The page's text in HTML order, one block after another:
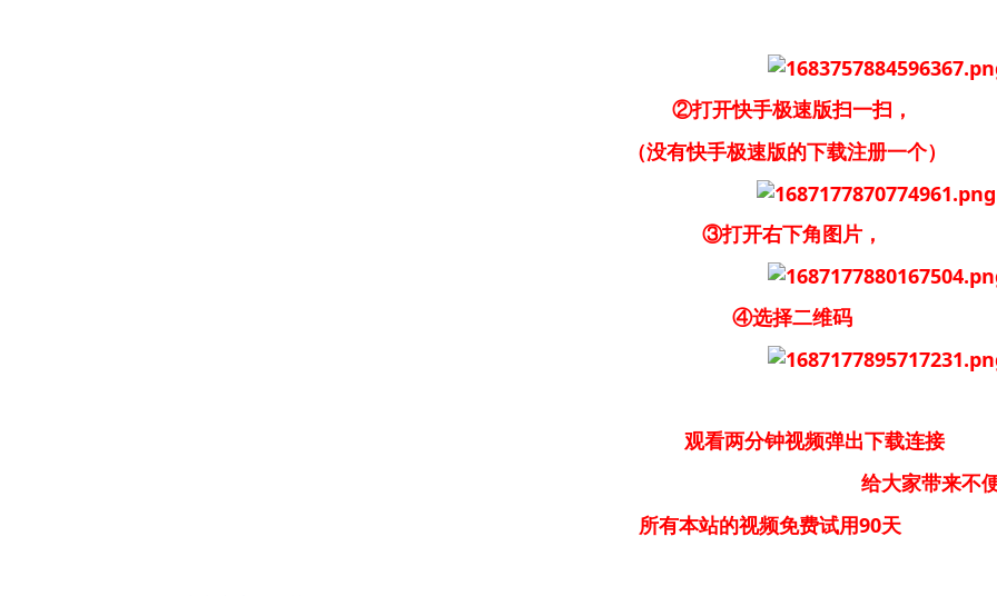
②打开快手极速版扫一扫，
（没有快手极速版的下载注册一个）
③打开右下角图片，
④选择二维码
观看两分钟视频弹出下载连接
给大家带来不便请大家
所有本站的视频免费试用90天